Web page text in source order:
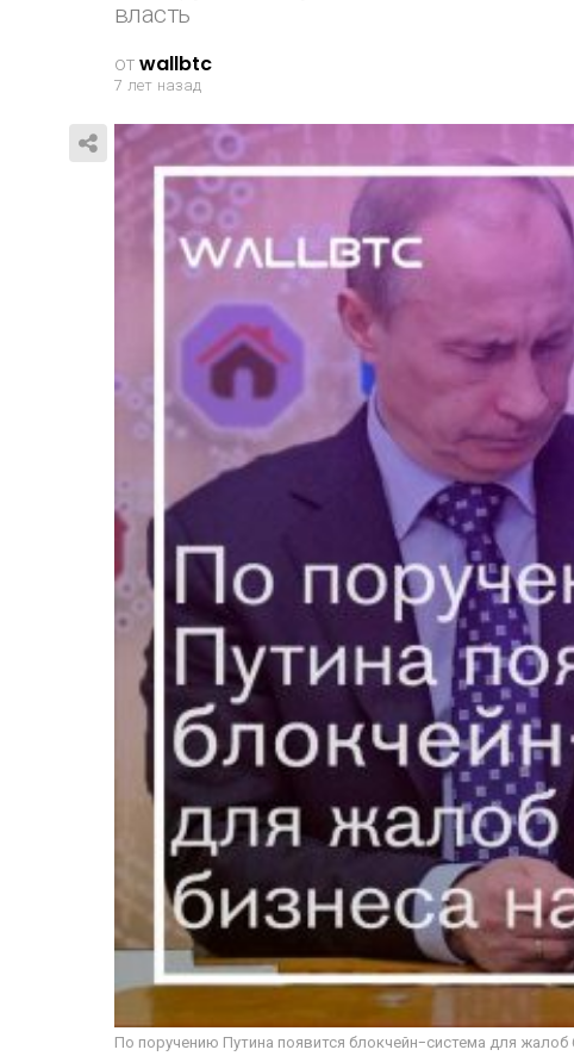
власть
отwallbtc
7 лет назад
По поручению Путина появится блокчейн-система для жалоб